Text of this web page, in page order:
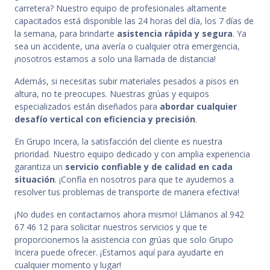
carretera? Nuestro equipo de profesionales altamente
capacitados está disponible las 24 horas del día, los 7 días de
la semana, para brindarte asistencia rápida y segura. Ya
sea un accidente, una avería o cualquier otra emergencia,
¡nosotros estamos a solo una llamada de distancia!
Además, si necesitas subir materiales pesados a pisos en
altura, no te preocupes. Nuestras grúas y equipos
especializados están diseñados para abordar cualquier
desafío vertical con eficiencia y precisión.
En Grupo Incera, la satisfacción del cliente es nuestra
prioridad. Nuestro equipo dedicado y con amplia experiencia
garantiza un servicio confiable y de calidad en cada
situación. ¡Confía en nosotros para que te ayudemos a
resolver tus problemas de transporte de manera efectiva!
¡No dudes en contactarnos ahora mismo! Llámanos al 942
67 46 12 para solicitar nuestros servicios y que te
proporcionemos la asistencia con grúas que solo Grupo
Incera puede ofrecer. ¡Estamos aquí para ayudarte en
cualquier momento y lugar!